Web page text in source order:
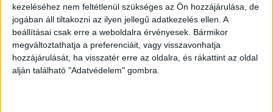
kezeléséhez nem feltétlenül szükséges az Ön hozzájárulása, de
jogában áll tiltakozni az ilyen jellegű adatkezelés ellen. A
beállításai csak erre a weboldalra érvényesek. Bármikor
megváltoztathatja a preferenciáit, vagy visszavonhatja
hozzájárulását, ha visszatér erre az oldalra, és rákattint az oldal
alján található "Adatvédelem" gombra.